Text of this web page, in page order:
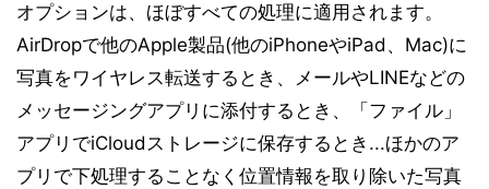
オプションは、ほぼすべての処理に適用されます。
AirDropで他のApple製品(他のiPhoneやiPad、Mac)に
写真をワイヤレス転送するとき、メールやLINEなどの
メッセージングアプリに添付するとき、「ファイル」
アプリでiCloudストレージに保存するとき...ほかのア
プリで下処理することなく位置情報を取り除いた写真